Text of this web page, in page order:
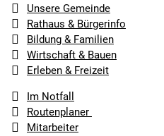
Unsere Gemeinde
Rathaus & Bürgerinfo
Bildung & Familien
Wirtschaft & Bauen
Erleben & Freizeit
Im Notfall
Routenplaner
Mitarbeiter